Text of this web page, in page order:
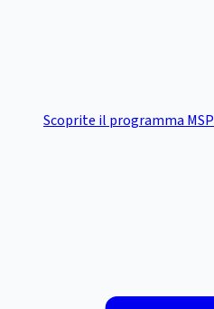
Scoprite il programma MSP